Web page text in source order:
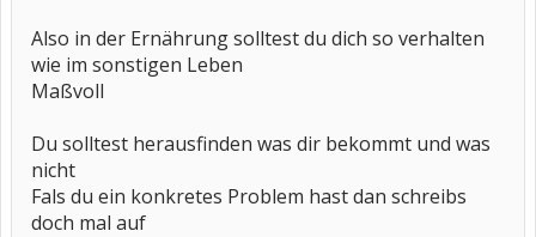
Also in der Ernährung solltest du dich so verhalten
wie im sonstigen Leben
Maßvoll
Du solltest herausfinden was dir bekommt und was
nicht
Fals du ein konkretes Problem hast dan schreibs
doch mal auf